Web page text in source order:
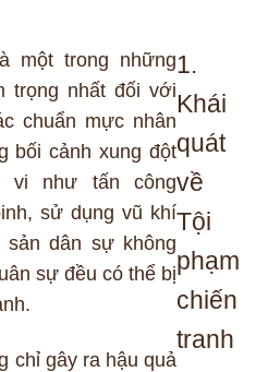
một trong những
trọng nhất đối với
chuẩn mực nhân
bối cảnh xung đột
vi như tấn công
sử dụng vũ khí
dân sự không
sự đều có thể bị
chỉ gây ra hậu quả
1.
Khái
quát
về
Tội
phạm
chiến
tranh